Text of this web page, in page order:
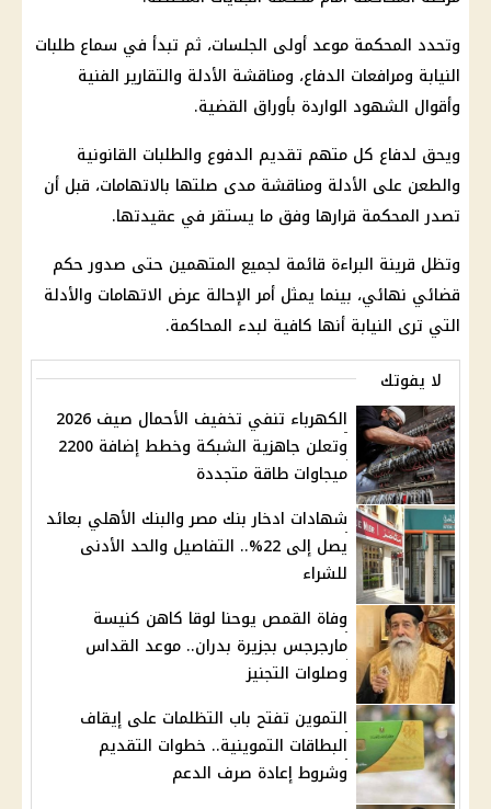
وتحدد المحكمة موعد أولى الجلسات، ثم تبدأ في سماع طلبات
النيابة ومرافعات الدفاع، ومناقشة الأدلة والتقارير الفنية
وأقوال الشهود الواردة بأوراق القضية.
ويحق لدفاع كل متهم تقديم الدفوع والطلبات القانونية
والطعن على الأدلة ومناقشة مدى صلتها بالاتهامات، قبل أن
تصدر المحكمة قرارها وفق ما يستقر في عقيدتها.
وتظل قرينة البراءة قائمة لجميع المتهمين حتى صدور حكم
قضائي نهائي، بينما يمثل أمر الإحالة عرض الاتهامات والأدلة
التي ترى النيابة أنها كافية لبدء المحاكمة.
لا يفوتك
الكهرباء تنفي تخفيف الأحمال صيف 2026
وتعلن جاهزية الشبكة وخطط إضافة 2200
ميجاوات طاقة متجددة
شهادات ادخار بنك مصر والبنك الأهلي بعائد
يصل إلى 22%.. التفاصيل والحد الأدنى
للشراء
وفاة القمص يوحنا لوقا كاهن كنيسة
مارجرجس بجزيرة بدران.. موعد القداس
وصلوات التجنيز
التموين تفتح باب التظلمات على إيقاف
البطاقات التموينية.. خطوات التقديم
وشروط إعادة صرف الدعم